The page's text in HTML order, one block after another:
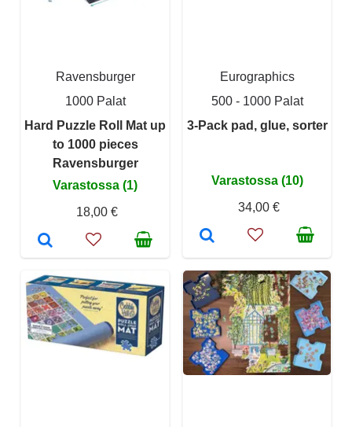
Ravensburger
1000 Palat
Hard Puzzle Roll Mat up
to 1000 pieces
Ravensburger
Varastossa (1)
18,00 €
Eurographics
500 - 1000 Palat
3-Pack pad, glue, sorter
Varastossa (10)
34,00 €